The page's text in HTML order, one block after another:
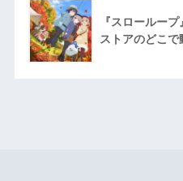
『スロールー
ストアのどこで